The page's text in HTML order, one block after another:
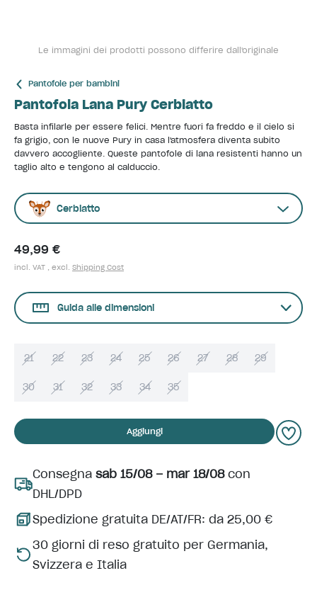
Le immagini dei prodotti possono differire dall'originale
Pantofole per bambini
Pantofola Lana Pury Cerbiatto
Basta infilarle per essere felici. Mentre fuori fa freddo e il cielo si
fa grigio, con le nuove Pury in casa l'atmosfera diventa subito
davvero accogliente. Queste pantofole di lana resistenti hanno un
taglio alto e tengono al calduccio.
Cerbiatto
49,99 €
incl. VAT , excl. Shipping Cost
Guida alle dimensioni
21 22 23 24 25 26 27 28 29
30 31 32 33 34 35
Aggiungi
Consegna sab 15/08 – mar 18/08con
DHL/DPD
Spedizione gratuita DE/AT/FR: da 25,00 €
30 giorni di reso gratuito per Germania,
Svizzera e Italia